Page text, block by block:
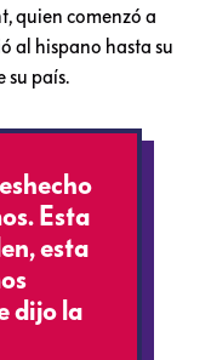
quien comenzó a
al hispano hasta su
su país.
Esta
esta
dijo la